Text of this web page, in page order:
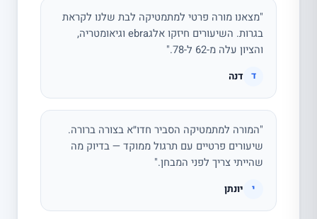
"מצאנו מורה פרטי למתמטיקה לבת שלנו לקראת
בגרות. השיעורים חיזקו אלגebra וגיאומטריה,
והציון עלה מ-62 ל-78."
ד דנה
"המורה למתמטיקה הסביר חדו״א בצורה ברורה.
שיעורים פרטיים עם תרגול ממוקד — בדיוק מה
שהייתי צריך לפני המבחן."
י יונתן